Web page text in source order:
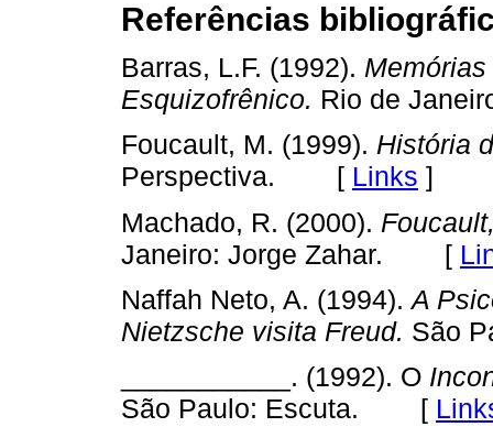
Referências
Barras, L.F. (1992).
Esquizofrênico. Rio de
Foucault, M. (1999). História
Perspectiva. [ Links ]
Machado, R. (2000).
Janeiro: Jorge Zahar. [
Naffah Neto, A. (1994).A
Nietzsche visita Freud. São
___________. (1992). O
São Paulo: Escuta. [